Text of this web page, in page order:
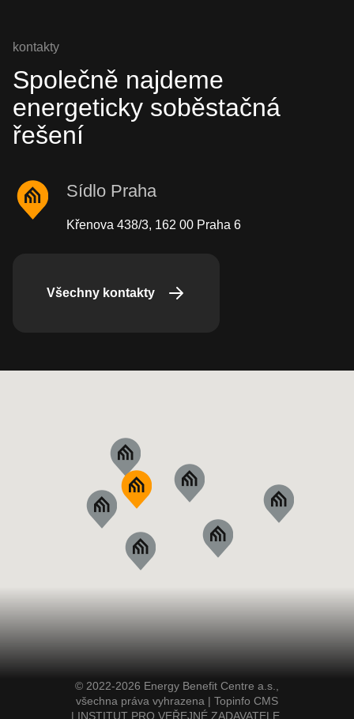
kontakty
Společně najdeme
energeticky soběstačná
řešení
Sídlo Praha
Křenova 438/3, 162 00 Praha 6
Všechny kontakty
© 2022-2026 Energy Benefit Centre a.s.,
všechna práva vyhrazena | Topinfo CMS
| INSTITUT PRO VEŘEJNÉ ZADAVATELE,